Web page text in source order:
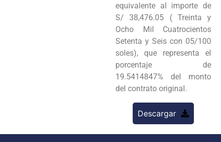
equivalente al importe de
S/ 38,476.05 ( Treinta y
Ocho Mil Cuatrocientos
Setenta y Seis con 05/100
soles), que representa el
porcentaje de
19.5414847% del monto
del contrato original.
Descargar